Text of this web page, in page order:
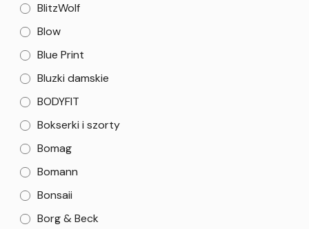
BlitzWolf
Blow
Blue Print
Bluzki damskie
BODYFIT
Bokserki i szorty
Bomag
Bomann
Bonsaii
Borg & Beck